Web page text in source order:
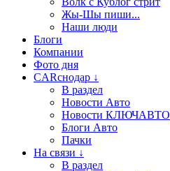
Жы-Шы пиши...
Наши люди
Блоги
Компании
Фото дня
CARснодар ↓
В раздел
Новости Авто
Новости КЛЮЧАВТО
Блоги Авто
Пачки
На связи ↓
В раздел